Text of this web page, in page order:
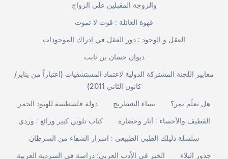
والزوجة المقبلين على الزواج
قهوة العائلة : قوت لا تموت
العقل و الوجود : دور العقل في إدراك الموجودات
ديوان حسان بن ثابت
معايير اللجنة المشتركة الدولية لاعتماد المستشفيات (اعتباراً من يناير/
كانون الثاني 2011)
دولة فلسطينية للهنود الحمر
نساء الشطرنج
هل تعلّم نمر؟
كتاب تلوين كبير ورائع : وردي
القطيف والأحساء : آثار وحضارة
سلسلة دليلك الطبي الطبيعي : اسرار الشفاء من السرطان
الخبر في الأدب العربي؛ دراسة في السردية العربية
جذور البلاء